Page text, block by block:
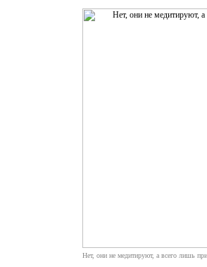
Нет, они не медитируют, а всего лишь